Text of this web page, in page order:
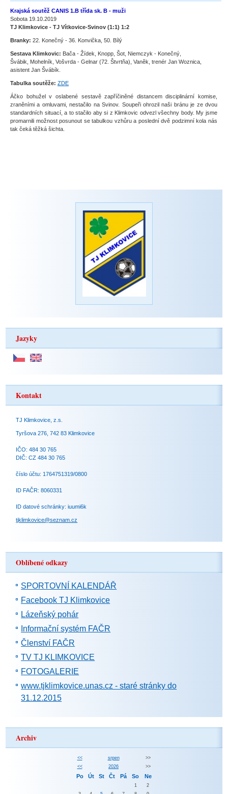
Krajská soutěž CANIS 1.B třída sk. B - muži
Sobota 19.10.2019
TJ Klimkovice - TJ Vítkovice-Svinov (1:1) 1:2
Branky: 22. Konečný - 36. Konvička, 50. Bílý
Sestava Klimkovic: Bača - Žídek, Knopp, Šot, Niemczyk - Konečný,
Švábik, Mohelník, Vošvrda - Gelnar (72. Štvrtňa), Vaněk, trenér Jan Woznica,
asistent Jan Švábík.
Tabulka soutěže: ZDE
Áčko bohužel v oslabené sestavě zapříčiněné distancem disciplinární komise,
zraněními a omluvami, nestačilo na Svinov. Soupeři ohrozil naši bránu je ze dvou
standardních situací, a to stačilo aby si z Klimkovic odvezl všechny body. My jsme
promarnili možnost posunout se tabulkou vzhůru a poslední dvě podzimní kola nás
tak čeká těžká šichta.
Jazyky
Kontakt
TJ Klimkovice, z.s.
Tyršova 276, 742 83 Klimkovice
IČO: 484 30 765
DIČ: CZ 484 30 765
číslo účtu: 1764751319/0800
ID FAČR: 8060331
ID datové schránky: iuumi6k
tjklimkovice@seznam.cz
Oblíbené odkazy
SPORTOVNÍ KALENDÁŘ
Facebook TJ Klimkovice
Lázeňský pohár
Informační systém FAČR
Členství FAČR
TV TJ KLIMKOVICE
FOTOGALERIE
www.tjklimkovice.unas.cz - staré stránky do
31.12.2015
Archiv
<< srpen
>>
<<
2026 >>
Po Út St Čt Pá So Ne
1
2